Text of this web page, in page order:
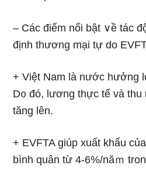
– Các điểm nổi bật ∨ề tác
định thương mại tự do
+ Việt Nam là nước hưởng
D᧐ đó, lương thực tế và thu
tăng lên.
+ EVFTA giúp xuất khẩu
bình quân từ 4-6%/năｍ